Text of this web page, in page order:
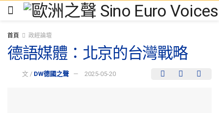
首頁 政經論壇
德語媒體：北京的台灣戰略
文 / DW德國之聲 2025-05-20